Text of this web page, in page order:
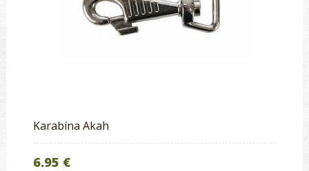
Karabína Akah
6.95 €